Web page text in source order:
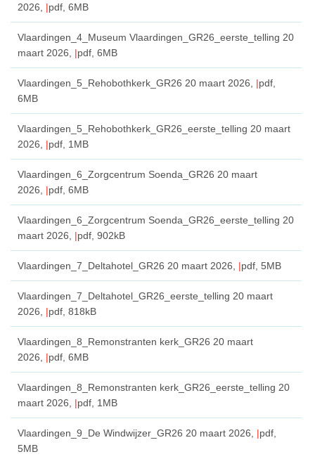
2026,
pdf , 6MB
Vlaardingen_4_Museum Vlaardingen_GR26_eerste_telling 20
maart 2026,
pdf , 6MB
Vlaardingen_5_Rehobothkerk_GR26 20 maart 2026, pdf
6MB
Vlaardingen_5_Rehobothkerk_GR26_eerste_telling 20 maart
2026,
pdf , 1MB
Vlaardingen_6_Zorgcentrum Soenda_GR26 20 maart
2026,
pdf , 6MB
Vlaardingen_6_Zorgcentrum Soenda_GR26_eerste_telling 20
maart 2026,
pdf , 902kB
Vlaardingen_7_Deltahotel_GR26 20 maart 2026, pdf , 5MB
Vlaardingen_7_Deltahotel_GR26_eerste_telling 20 maart
2026,
pdf , 818kB
Vlaardingen_8_Remonstranten kerk_GR26 20 maart
2026,
pdf , 6MB
Vlaardingen_8_Remonstranten kerk_GR26_eerste_telling 20
maart 2026,
pdf , 1MB
Vlaardingen_9_De Windwijzer_GR26 20 maart 2026, pdf
5MB